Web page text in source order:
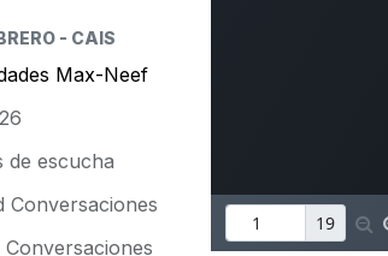
- CAIS
Max-Neef
de escucha
Conversaciones